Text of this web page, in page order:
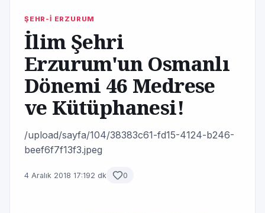
ŞEHR-İ ERZURUM
İlim Şehri
Erzurum'un Osmanlı
Dönemi 46 Medrese
ve Kütüphanesi!
/upload/sayfa/104/38383c61-fd15-4124-b246-
beef6f7f13f3.jpeg
4 Aralık 2018 17:192 dk 0